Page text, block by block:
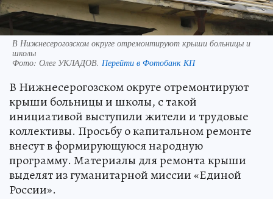
В Нижнесерогозском округе отремонтируют крыши больницы и
школы
Фото: Олег УКЛАДОВ. Перейти в Фотобанк КП
В Нижнесерогозском округе отремонтируют
крыши больницы и школы, с такой
инициативой выступили жители и трудовые
коллективы. Просьбу о капитальном ремонте
внесут в формирующуюся народную
программу. Материалы для ремонта крыши
выделят из гуманитарной миссии «Единой
России».